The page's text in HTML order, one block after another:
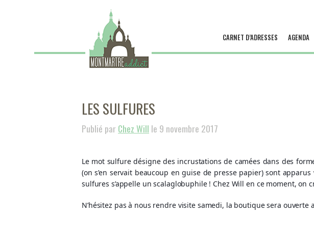
CARNET D’ADRESSES AGENDA
LES SULFURES
Publié parChez Will le 9 novembre 2017
Le mot sulfure désigne des incrustations de camées dans des
(on s’en servait beaucoup en guise de presse papier) sont
sulfures s’appelle un scalaglobuphile ! Chez Will en ce moment, on
N’hésitez pas à nous rendre visite samedi, la boutique sera ouverte